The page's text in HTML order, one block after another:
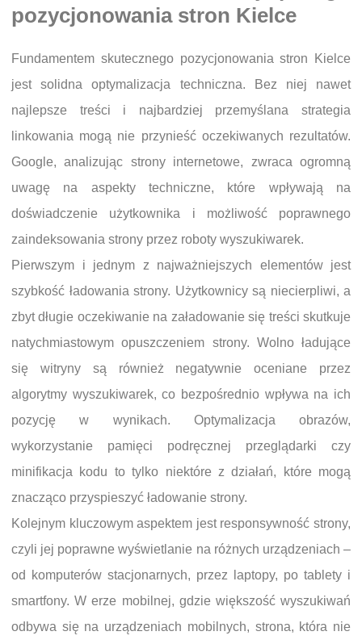
pozycjonowania stron Kielce
Fundamentem skutecznego pozycjonowania stron Kielce
jest solidna optymalizacja techniczna. Bez niej nawet
najlepsze treści i najbardziej przemyślana strategia
linkowania mogą nie przynieść oczekiwanych rezultatów.
Google, analizując strony internetowe, zwraca ogromną
uwagę na aspekty techniczne, które wpływają na
doświadczenie użytkownika i możliwość poprawnego
zaindeksowania strony przez roboty wyszukiwarek.
Pierwszym i jednym z najważniejszych elementów jest
szybkość ładowania strony. Użytkownicy są niecierpliwi, a
zbyt długie oczekiwanie na załadowanie się treści skutkuje
natychmiastowym opuszczeniem strony. Wolno ładujące
się witryny są również negatywnie oceniane przez
algorytmy wyszukiwarek, co bezpośrednio wpływa na ich
pozycję w wynikach. Optymalizacja obrazów,
wykorzystanie pamięci podręcznej przeglądarki czy
minifikacja kodu to tylko niektóre z działań, które mogą
znacząco przyspieszyć ładowanie strony.
Kolejnym kluczowym aspektem jest responsywność strony,
czyli jej poprawne wyświetlanie na różnych urządzeniach –
od komputerów stacjonarnych, przez laptopy, po tablety i
smartfony. W erze mobilnej, gdzie większość wyszukiwań
odbywa się na urządzeniach mobilnych, strona, która nie